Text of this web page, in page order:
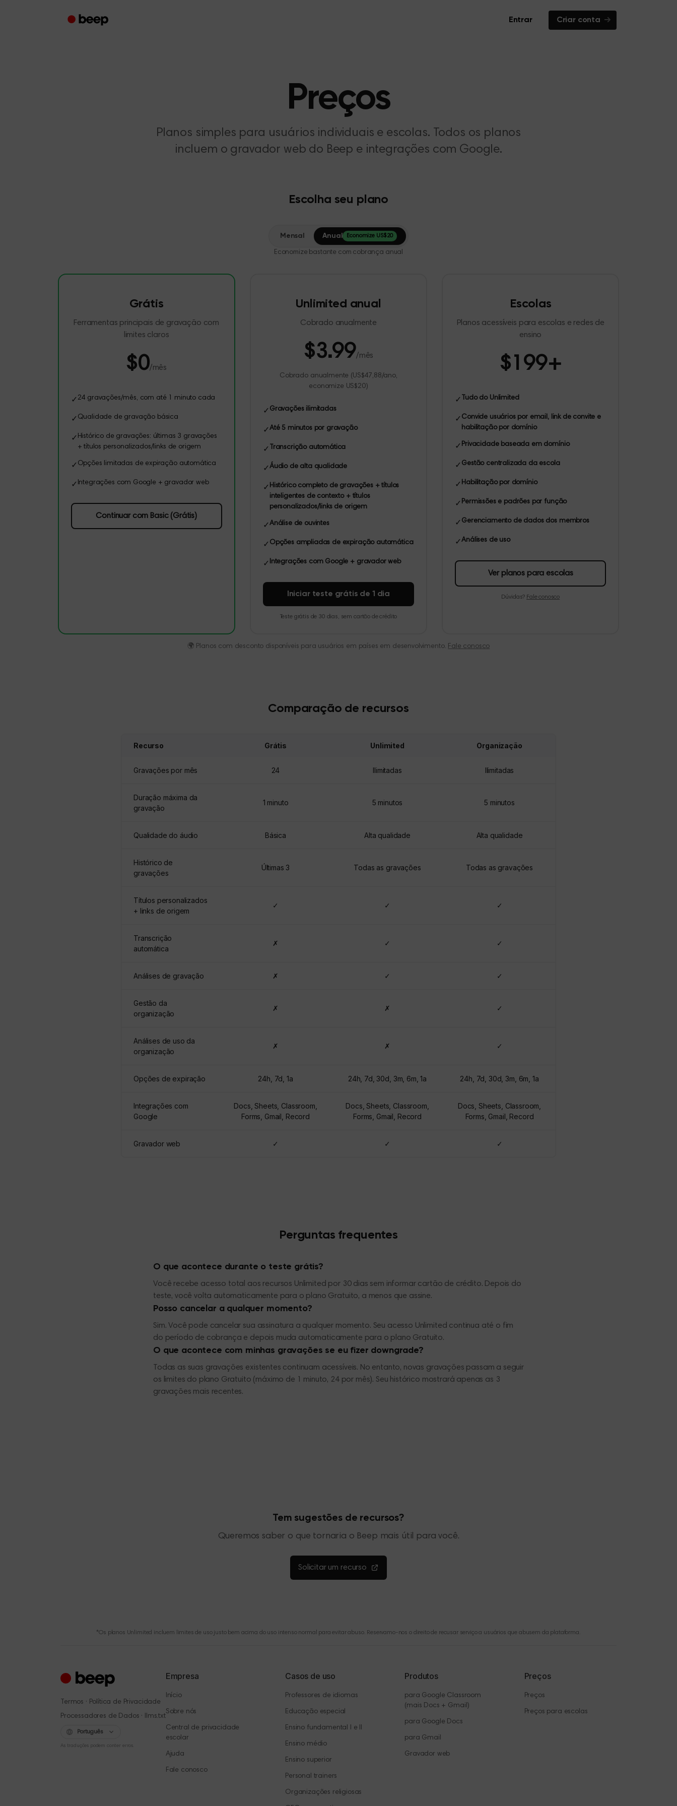
Entrar Criar conta
Preços
Planos simples para usuários individuais e escolas. Todos os planos
incluem o gravador web do Beep e integrações com Google.
Escolha seu plano
Mensal Anual Economize US$20
Economize bastante com cobrança anual
Grátis
Ferramentas principais de gravação com
limites claros
$0/mês
✓ 24 gravações/mês, com até 1 minuto cada
✓ Qualidade de gravação básica
✓ Histórico de gravações: últimas 3 gravações
+ títulos personalizados/links de origem
✓ Opções limitadas de expiração automática
✓ Integrações com Google + gravador web
Continuar com Basic (Grátis)
Unlimited anual
Cobrado anualmente
$3.99/mês
Cobrado anualmente (US$47,88/ano,
economize US$20)
✓ Gravações ilimitadas
✓Até 5 minutos por gravação
✓ Transcrição automática
✓Áudio de alta qualidade
✓ Histórico completo de gravações + títulos
inteligentes de contexto + títulos
personalizados/links de origem
✓Análise de ouvintes
✓ Opções ampliadas de expiração automática
✓ Integrações com Google + gravador web
Iniciar teste grátis de 1 dia
Teste grátis de 30 dias, sem cartão de crédito
Escolas
Planos acessíveis para escolas e redes de
ensino
$199+
✓ Tudo do Unlimited
✓ Convide usuários por email, link de convite e
habilitação por domínio
✓ Privacidade baseada em domínio
✓ Gestão centralizada da escola
✓ Habilitação por domínio
✓ Permissões e padrões por função
✓ Gerenciamento de dados dos membros
✓Análises de uso
Ver planos para escolas
Dúvidas? Fale conosco
🌍 Planos com desconto disponíveis para usuários em países em desenvolvimento. Fale conosco
Comparação de recursos
Recurso Grátis Unlimited Organização
Gravações por mês 24 Ilimitadas Ilimitadas
Duração máxima da
gravação
1 minuto 5 minutos 5 minutos
Qualidade do áudio Básica Alta qualidade Alta qualidade
Histórico de
gravações
Últimas 3 Todas as gravações Todas as gravações
Títulos personalizados
+ links de origem
✓ ✓ ✓
Transcrição
automática
✗ ✓ ✓
Análises de gravação ✗ ✓ ✓
Gestão da
organização
✗ ✗ ✓
Análises de uso da
organização
✗ ✗ ✓
Opções de expiração 24h, 7d, 1a 24h, 7d, 30d, 3m, 6m, 1a 24h, 7d, 30d, 3m, 6m, 1a
Integrações com
Google
Docs, Sheets, Classroom,
Forms, Gmail, Record
Docs, Sheets, Classroom,
Forms, Gmail, Record
Docs, Sheets, Classroom,
Forms, Gmail, Record
Gravador web ✓ ✓ ✓
Perguntas frequentes
O que acontece durante o teste grátis?
Você recebe acesso total aos recursos Unlimited por 30 dias sem informar cartão de crédito. Depois do
teste, você volta automaticamente para o plano Gratuito, a menos que assine.
Posso cancelar a qualquer momento?
Sim. Você pode cancelar sua assinatura a qualquer momento. Seu acesso Unlimited continua até o fim
do período de cobrança e depois muda automaticamente para o plano Gratuito.
O que acontece com minhas gravações se eu fizer downgrade?
Todas as suas gravações existentes continuam acessíveis. No entanto, novas gravações passam a seguir
os limites do plano Gratuito (máximo de 1 minuto, 24 por mês). Seu histórico mostrará apenas as 3
gravações mais recentes.
Tem sugestões de recursos?
Queremos saber o que tornaria o Beep mais útil para você.
Solicitar um recurso
*Os planos Unlimited incluem limites de uso justo bem acima do uso intenso normal para evitar abuso. Reservamo-nos o direito de recusar serviço a usuários que abusem da plataforma.
Termos · Política de Privacidade
Processadores de Dados · llms.txt
Português
As traduções podem conter erros.
Empresa
Início
Sobre nós
Central de privacidade
escolar
Ajuda
Fale conosco
Casos de uso
Professores de idiomas
Educação especial
Ensino fundamental I e II
Ensino médio
Ensino superior
Personal trainers
Organizações religiosas
Produtos
para Google Classroom
(mais Docs + Gmail)
para Google Docs
para Gmail
Gravador web
Preços
Preços
Preços para escolas